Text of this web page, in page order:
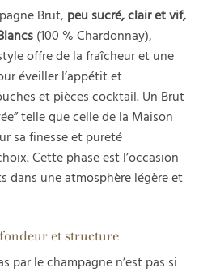
Brut, peu sucré, clair et vif,
(100 % Chardonnay),
offre de la fraîcheur et une
éveiller l’appétit et
et pièces cocktail. Un Brut
telle que celle de la Maison
sa finesse et pureté
Cette phase est l’occasion
dans une atmosphère légère et
et structure
par le champagne n’est pas si